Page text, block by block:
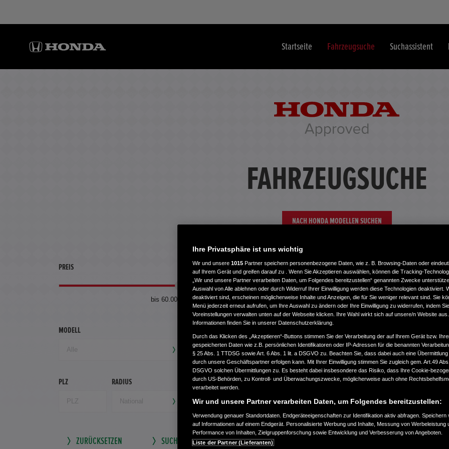
Startseite Fahrzeugsuche Suchassistent
FAHRZEUGSUCHE
NACH HONDA MODELLEN SUCHEN
PREIS
bis 60.000 €
ERSTZULASSUNG
ab 2000
bis
360.000
km
LEISTUNG
MODELL
PLZ RADIUS EURONORM
ZURÜCKSETZEN SUCHE SPEICHERN SUCHAUFTRAG ERSTELLEN
Ihre Privatsphäre ist uns wichtig
Wir und unsere 1015 Partner speichern personenbezogene Daten, wie z. B. Browsing-Daten oder
auf Ihrem Gerät und greifen darauf zu . Wenn Sie Akzeptieren auswählen, können die Tracking-
„Wir und unsere Partner verarbeiten Daten, um Folgendes bereitzustellen“ genannten Zwecke
Auswahl von Alle ablehnen oder durch Widerruf Ihrer Einwilligung werden diese Technologien deaktiviert.
deaktiviert sind, erscheinen möglicherweise Inhalte und Anzeigen, die für Sie weniger relevant sind. Sie
Menü jederzeit erneut aufrufen, um Ihre Auswahl zu ändern oder Ihre Einwilligung zu widerrufen, indem
Voreinstellungen verwalten unten auf der Webseite klicken. Ihre Wahl wirkt sich auf unsere/n Website
Informationen finden Sie in unserer Datenschutzerklärung.
Durch das Klicken des „Akzeptieren“-Buttons stimmen Sie der Verarbeitung der auf Ihrem Gerät bzw.
gespeicherten Daten wie z.B. persönlichen Identifikatoren oder IP-Adressen für die benannten
§ 25 Abs. 1 TTDSG sowie Art. 6 Abs. 1 lit. a DSGVO zu. Beachten Sie, dass dabei auch eine Übermittlung
durch unsere Geschäftspartner erfolgen kann. Mit Ihrer Einwilligung stimmen Sie zugleich gem. Art.49
DSGVO solchen Übermittlungen zu. Es besteht dabei insbesondere das Risiko, dass Ihre Cookie-
durch US-Behörden, zu Kontroll- und Überwachungszwecke, möglicherweise auch ohne
verarbeitet werden.
Wir und unsere Partner verarbeiten Daten, um Folgendes bereitzustellen:
Verwendung genauer Standortdaten. Endgeräteeigenschaften zur Identifikation aktiv abfragen. Speichern
auf Informationen auf einem Endgerät. Personalisierte Werbung und Inhalte, Messung von Werbeleistung
Performance von Inhalten, Zielgruppenforschung sowie Entwicklung und Verbesserung von Angeboten.
Liste der Partner (Lieferanten)